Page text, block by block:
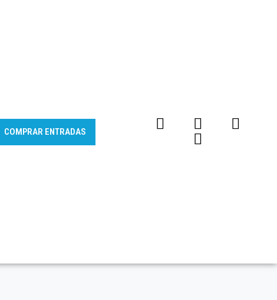
COMPRAR ENTRADAS